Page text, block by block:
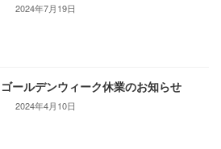
2024年7月19日
ゴールデンウィーク休業のお知らせ
2024年4月10日